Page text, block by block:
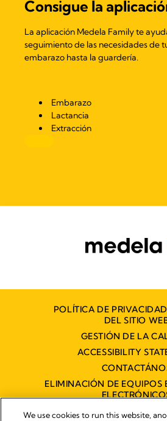
Consigue la
La aplicación Medela Family te
seguimiento de las necesidades de
embarazo hasta la guardería.
Embarazo
Lactancia
Extracción
POLÍTICA DE
DEL SITIO
GESTIÓN DE LA
ACCESSIBILITY
ELIMINACIÓN DE EQUIPOS
DECLARACIÓN DE
We use cookies to run this website,